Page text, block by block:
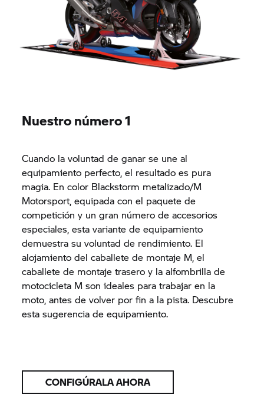
Nuestro número 1
Cuando la voluntad de ganar se une al
equipamiento perfecto, el resultado es pura
magia. En color Blackstorm metalizado/M
Motorsport, equipada con el paquete de
competición y un gran número de accesorios
especiales, esta variante de equipamiento
demuestra su voluntad de rendimiento. El
alojamiento del caballete de montaje M, el
caballete de montaje trasero y la alfombrilla de
motocicleta M son ideales para trabajar en la
moto, antes de volver por fin a la pista. Descubre
esta sugerencia de equipamiento.
CONFIGÚRALA AHORA